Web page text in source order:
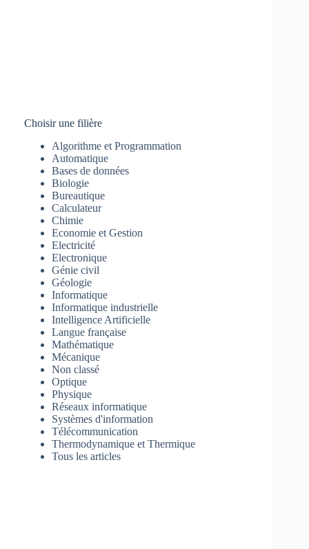
Choisir une filière
Algorithme et Programmation
Automatique
Bases de données
Biologie
Bureautique
Calculateur
Chimie
Economie et Gestion
Electricité
Electronique
Génie civil
Géologie
Informatique
Informatique industrielle
Intelligence Artificielle
Langue française
Mathématique
Mécanique
Non classé
Optique
Physique
Réseaux informatique
Systèmes d'information
Télécommunication
Thermodynamique et Thermique
Tous les articles